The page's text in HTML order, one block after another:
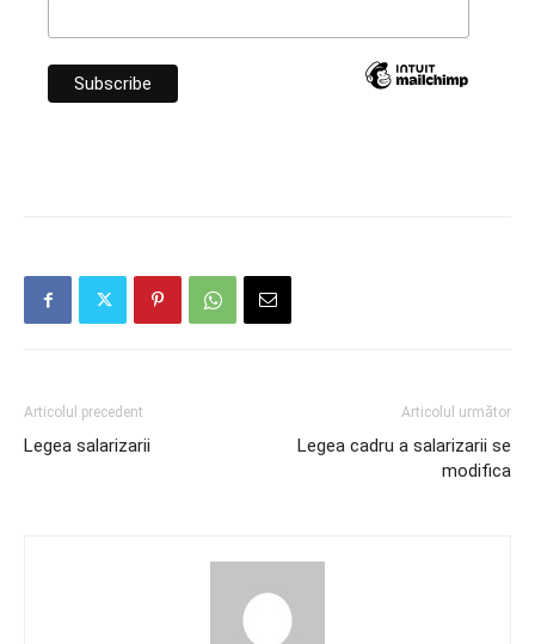
Articolul precedent
Legea salarizarii
Articolul următor
Legea cadru a salarizarii se
modifica